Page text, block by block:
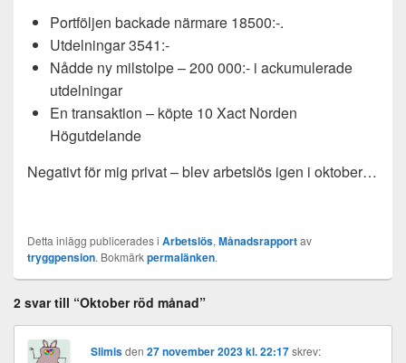
Portföljen backade närmare 18500:-.
Utdelningar 3541:-
Nådde ny milstolpe – 200 000:- i ackumulerade
utdelningar
En transaktion – köpte 10 Xact Norden
Högutdelande
Negativt för mig privat – blev arbetslös igen i oktober…
Detta inlägg publicerades i Arbetslös, Månadsrapportav
tryggpension. Bokmärkpermalänken.
2 svar till “Oktober röd månad”
Slimisden27 november 2023 kl. 22:17 skrev: